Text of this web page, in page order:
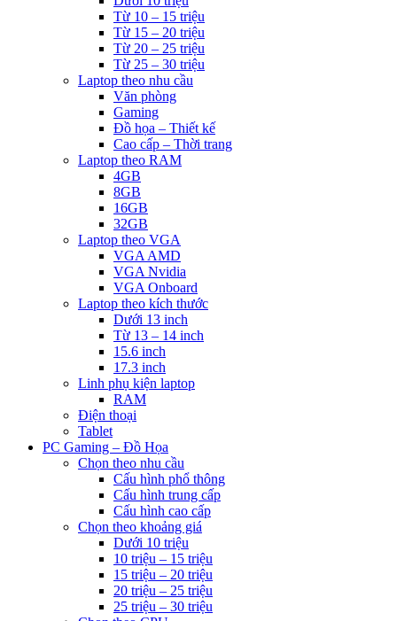
Từ 10 – 15 triệu
Từ 15 – 20 triệu
Từ 20 – 25 triệu
Từ 25 – 30 triệu
Laptop theo nhu cầu
Văn phòng
Gaming
Đồ họa – Thiết kế
Cao cấp – Thời trang
Laptop theo RAM
4GB
8GB
16GB
32GB
Laptop theo VGA
VGA AMD
VGA Nvidia
VGA Onboard
Laptop theo kích thước
Dưới 13 inch
Từ 13 – 14 inch
15.6 inch
17.3 inch
Linh phụ kiện laptop
RAM
Điện thoại
Tablet
PC Gaming – Đồ Họa
Chọn theo nhu cầu
Cấu hình phổ thông
Cấu hình trung cấp
Cấu hình cao cấp
Chọn theo khoảng giá
Dưới 10 triệu
10 triệu – 15 triệu
15 triệu – 20 triệu
20 triệu – 25 triệu
25 triệu – 30 triệu